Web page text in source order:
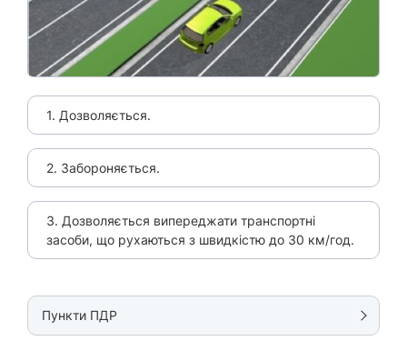
1. Дозволяється.
2. Забороняється.
3. Дозволяється випереджати транспортні
засоби, що рухаються з швидкістю до 30 км/год.
Пункти ПДР